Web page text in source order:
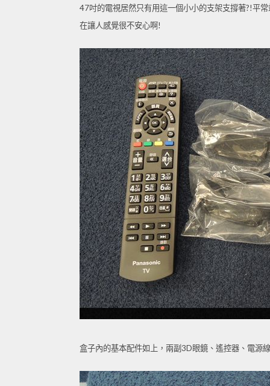
47吋的電視居然只有用這一個小小的支架支撐著?!平
在讓人感覺很不安心啊!
盒子內的基本配件如上，兩副3D眼鏡、遙控器、電源